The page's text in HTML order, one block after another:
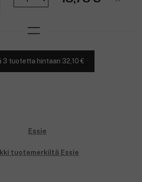
3 tuotetta hintaan 32,10 €
tuotemerkiltä Essie